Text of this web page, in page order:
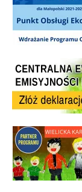
Centrala Ewidencja
link do strony -